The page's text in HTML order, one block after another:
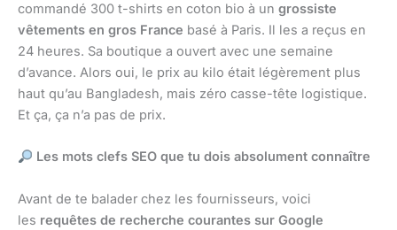
commandé 300 t-shirts en coton bio à un grossiste
vêtements en gros France basé à Paris. Il les a reçus en
24 heures. Sa boutique a ouvert avec une semaine
d’avance. Alors oui, le prix au kilo était légèrement plus
haut qu’au Bangladesh, mais zéro casse-tête logistique.
Et ça, ça n’a pas de prix.
Les mots clefs SEO que tu dois absolument connaître
Avant de te balader chez les fournisseurs, voici
les requêtes de recherche courantes sur Google